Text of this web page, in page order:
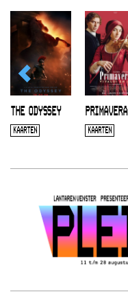
THE ODYSSEY
KAARTEN
PRIMAVERA
KAARTEN